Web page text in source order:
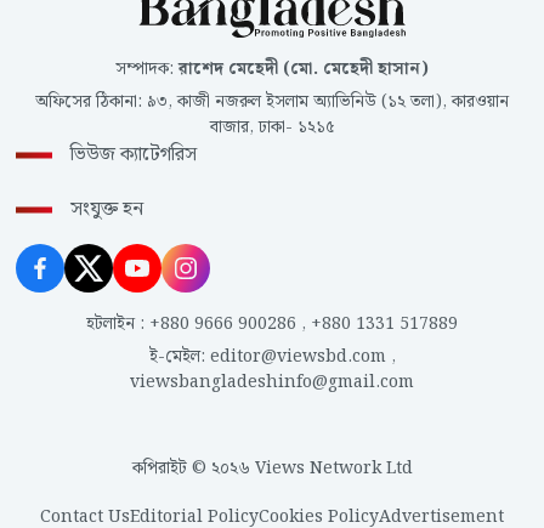
সম্পাদক:রাশেদ মেহেদী (মো. মেহেদী হাসান)
অফিসের ঠিকানা: ৯৩, কাজী নজরুল ইসলাম অ্যাভিনিউ (১২ তলা), কারওয়ান
বাজার, ঢাকা- ১২১৫
ভিউজ ক্যাটেগরিস
সংযুক্ত হন
হটলাইন : +880 9666 900286 , +880 1331 517889
ই-মেইল: editor@viewsbd.com,
viewsbangladeshinfo@gmail.com
কপিরাইট © ২০২৬ Views Network Ltd
Contact UsEditorial PolicyCookies PolicyAdvertisement